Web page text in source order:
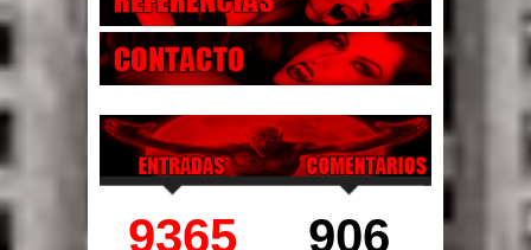
9365 906